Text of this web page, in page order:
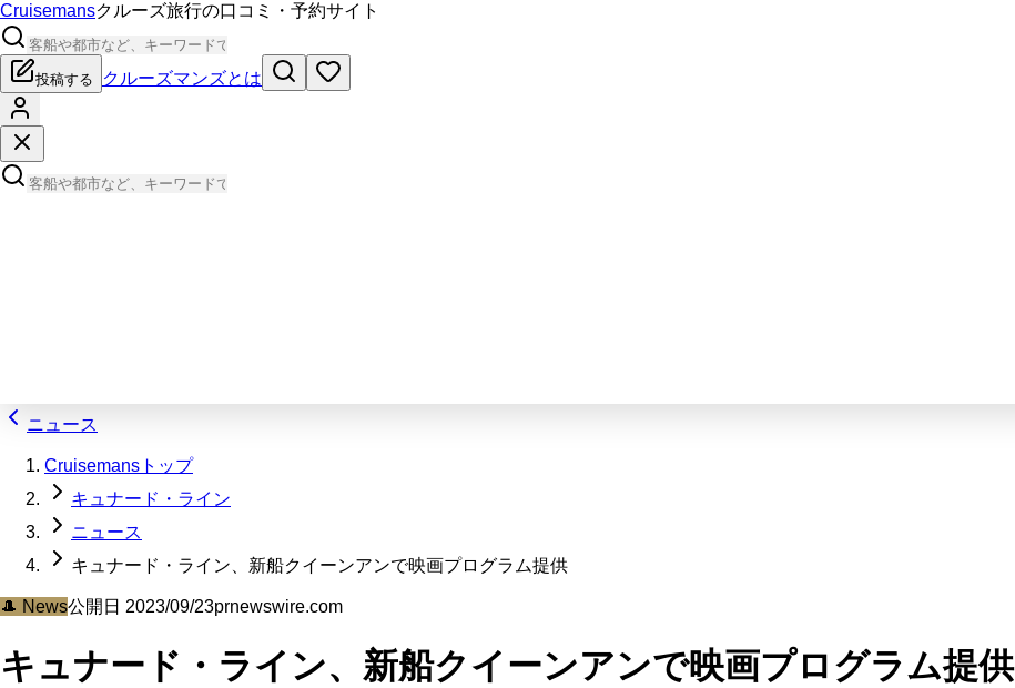
Cruisemansクルーズ旅行の口コミ・予約サイト
投稿する クルーズマンズとは
ニュース
Cruisemansトップ
キュナード・ライン
ニュース
キュナード・ライン、新船クイーンアンで映画プログラム提供
🎩 News公開日 2023/09/23prnewswire.com
キュナード・ライン、新船クイーンアンで映画プログラム提供